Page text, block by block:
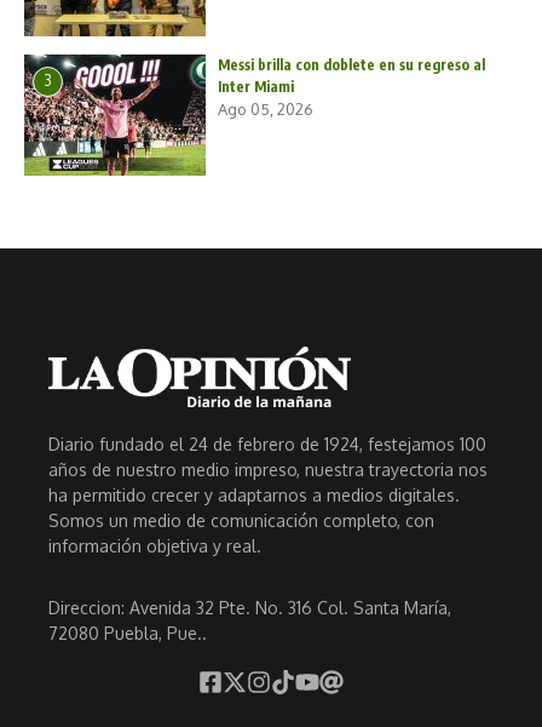
3
Messi brilla con doblete en su regreso al
Inter Miami
Ago 05, 2026
Diario fundado el 24 de febrero de 1924, festejamos 100
años de nuestro medio impreso, nuestra trayectoria nos
ha permitido crecer y adaptarnos a medios digitales.
Somos un medio de comunicación completo, con
información objetiva y real.
Direccion: Avenida 32 Pte. No. 316 Col. Santa María,
72080 Puebla, Pue..